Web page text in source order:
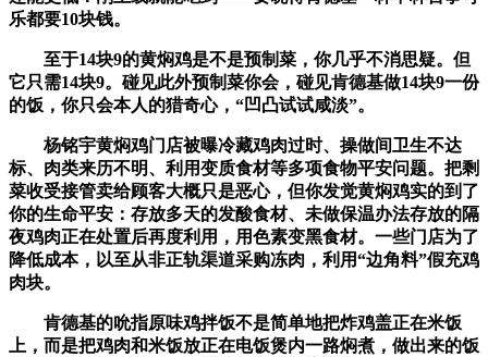
乐都要10块钱。
至于14块9的黄焖鸡是不是预制菜，你几乎不消思疑。但
它只需14块9。碰见此外预制菜你会，碰见肯德基做14块9一份
的饭，你只会本人的猎奇心，“凹凸试试咸淡”。
杨铭宇黄焖鸡门店被曝冷藏鸡肉过时、操做间卫生不达
标、肉类来历不明、利用变质食材等多项食物平安问题。把剩
菜收受接管卖给顾客大概只是恶心，但你发觉黄焖鸡实的到了
你的生命平安：存放多天的发酸食材、未做保温办法存放的隔
夜鸡肉正在处置后再度利用，用色素变黑食材。一些门店为了
降低成本，以至从非正轨渠道采购冻肉，利用“边角料”假充鸡
肉块。
肯德基的吮指原味鸡拌饭不是简单地把炸鸡盖正在米饭
上，而是把鸡肉和米饭放正在电饭煲内一路焖煮，做出来的饭